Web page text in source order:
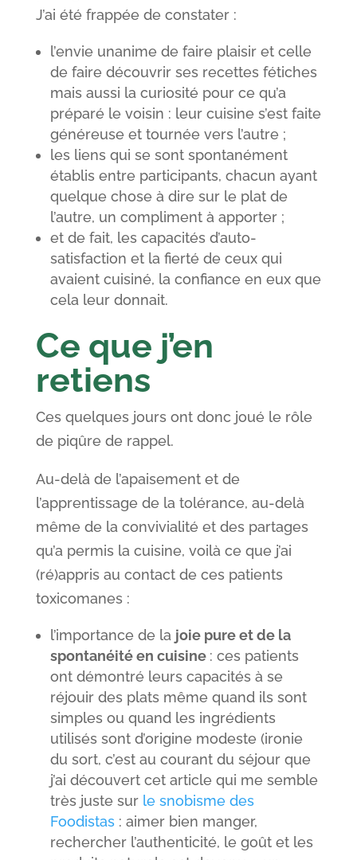
J’ai été frappée de constater :
l’envie unanime de faire plaisir et celle
de faire découvrir ses recettes fétiches
mais aussi la curiosité pour ce qu’a
préparé le voisin : leur cuisine s’est faite
généreuse et tournée vers l’autre ;
les liens qui se sont spontanément
établis entre participants, chacun ayant
quelque chose à dire sur le plat de
l’autre, un compliment à apporter ;
et de fait, les capacités d’auto-
satisfaction et la fierté de ceux qui
avaient cuisiné, la confiance en eux que
cela leur donnait.
Ce que j’en
retiens
Ces quelques jours ont donc joué le rôle
de piqûre de rappel.
Au-delà de l’apaisement et de
l’apprentissage de la tolérance, au-delà
même de la convivialité et des partages
qu’a permis la cuisine, voilà ce que j’ai
(ré)appris au contact de ces patients
toxicomanes :
l’importance de la joie pure et de la
spontanéité en cuisine : ces patients
ont démontré leurs capacités à se
réjouir des plats même quand ils sont
simples ou quand les ingrédients
utilisés sont d’origine modeste (ironie
du sort, c’est au courant du séjour que
j’ai découvert cet article qui me semble
très juste sur le snobisme des
Foodistas : aimer bien manger,
rechercher l’authenticité, le goût et les